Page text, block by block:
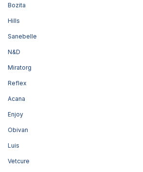
Bozita
Hills
Sanebelle
N&D
Miratorg
Reflex
Acana
Enjoy
Obivan
Luis
Vetcure